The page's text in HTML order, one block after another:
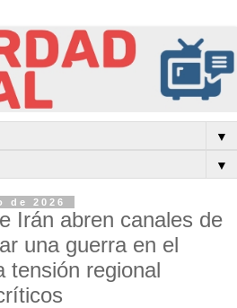
▼
▼
de 2026
Irán abren canales de
una guerra en el
tensión regional